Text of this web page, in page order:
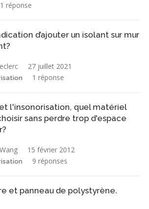
1 réponse
d’ajouter un isolant sur mur
27 juillet 2021
1 réponse
l'insonorisation, quel matériel
sans perdre trop d'espace
15 février 2012
9 réponses
et panneau de polystyrène.